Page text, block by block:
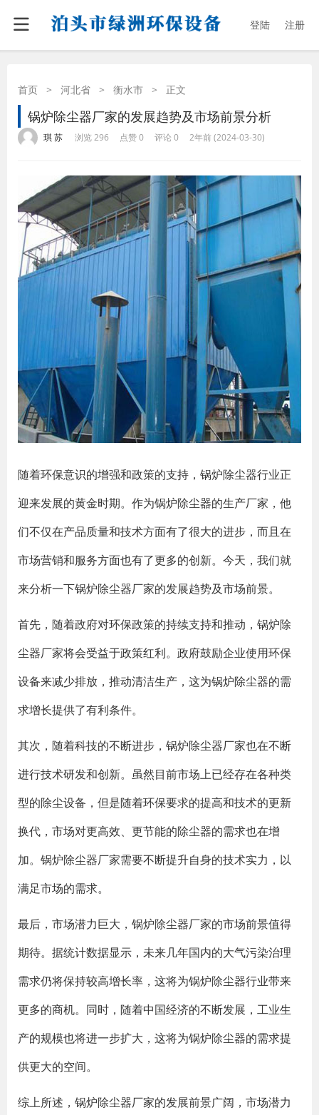
登陆 注册
首页 > 河北省 > 衡水市 > 正文
锅炉除尘器厂家的发展趋势及市场前景分析
琪 苏 浏览 296 点赞 0 评论 0 2年前 (2024-03-30)
随着环保意识的增强和政策的支持，锅炉除尘器行业正
迎来发展的黄金时期。作为锅炉除尘器的生产厂家，他
们不仅在产品质量和技术方面有了很大的进步，而且在
市场营销和服务方面也有了更多的创新。今天，我们就
来分析一下锅炉除尘器厂家的发展趋势及市场前景。
首先，随着政府对环保政策的持续支持和推动，锅炉除
尘器厂家将会受益于政策红利。政府鼓励企业使用环保
设备来减少排放，推动清洁生产，这为锅炉除尘器的需
求增长提供了有利条件。
其次，随着科技的不断进步，锅炉除尘器厂家也在不断
进行技术研发和创新。虽然目前市场上已经存在各种类
型的除尘设备，但是随着环保要求的提高和技术的更新
换代，市场对更高效、更节能的除尘器的需求也在增
加。锅炉除尘器厂家需要不断提升自身的技术实力，以
满足市场的需求。
最后，市场潜力巨大，锅炉除尘器厂家的市场前景值得
期待。据统计数据显示，未来几年国内的大气污染治理
需求仍将保持较高增长率，这将为锅炉除尘器行业带来
更多的商机。同时，随着中国经济的不断发展，工业生
产的规模也将进一步扩大，这将为锅炉除尘器的需求提
供更大的空间。
综上所述，锅炉除尘器厂家的发展前景广阔，市场潜力